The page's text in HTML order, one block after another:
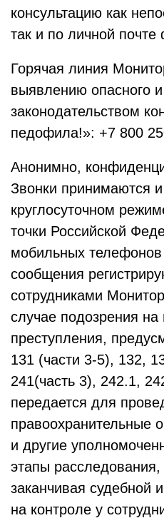
консультацию как
так и по личной
Горячая линия
выявлению опасного
законодательством
педофила!»: +7 800
Анонимно,
Звонки принимаются
круглосуточном
точки Российской
мобильных
сообщения
сотрудниками
случае подозрения на
преступления,
131 (части 3-5), 132,
241(часть 3), 242.1,
передается для
правоохранительные
и другие
этапы
заканчивая судебной
на контроле у